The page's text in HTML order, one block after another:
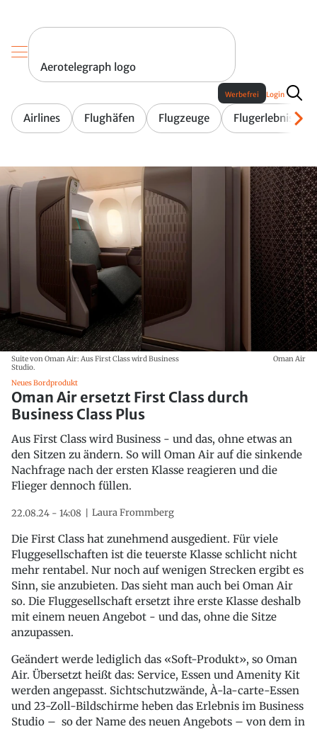
Aerotelegraph logo
Airlines Flughäfen Flugzeuge Flugerlebnis
Werbefrei Login
Suite von Oman Air: Aus First Class wird Business
Studio.
Oman Air
Neues Bordprodukt
Oman Air ersetzt First Class durch
Business Class Plus
Aus First Class wird Business - und das, ohne etwas an
den Sitzen zu ändern. So will Oman Air auf die sinkende
Nachfrage nach der ersten Klasse reagieren und die
Flieger dennoch füllen.
22.08.24 - 14:08 Laura Frommberg
Die First Class hat zunehmend ausgedient. Für viele
Fluggesellschaften ist die teuerste Klasse schlicht nicht
mehr rentabel. Nur noch auf wenigen Strecken ergibt es
Sinn, sie anzubieten. Das sieht man auch bei Oman Air
so. Die Fluggesellschaft ersetzt ihre erste Klasse deshalb
mit einem neuen Angebot - und das, ohne die Sitze
anzupassen.
Geändert werde lediglich das «Soft-Produkt», so Oman
Air. Übersetzt heißt das: Service, Essen und Amenity Kit
werden angepasst. Sichtschutzwände, À-la-carte-Essen
und 23-Zoll-Bildschirme heben das Erlebnis im Business
Studio – so der Name des neuen Angebots – von dem in